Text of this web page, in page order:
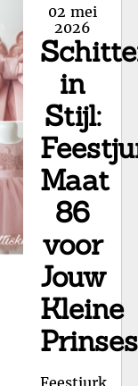
de
Posted
on
02 mei
2026
in
Stijl:
Maat
86
voor
Jouw
Kleine
Prinses
Feestjurk